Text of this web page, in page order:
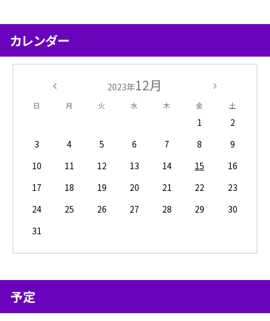
カレンダー
2023年12月
日 月 火 水 木 金 土
1
2
3
4 5 6 7 8
9
10
11 12 13 14 15
16
17
18 19 20 21 22
23
24
25 26 27 28 29
30
31
予定